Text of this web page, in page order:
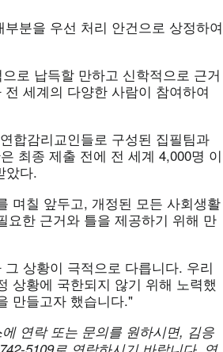
분을 우선 처리 안건으로 상정하여
로 납득할 만하고 신학적으로 근거
세계의 다양한 사람이 참여하여
합감리교인들로 구성된 집필팀과
최종 제출 전에 전 세계 4,000명 이
았다.
며칠 앞두고, 개정된 모든 사회생활
요한 근거와 틀을 제공하기 위해 만
상황이 극적으로 다릅니다. 우리
상황에 국한되지 않기 위해 노력했
만들고자 했습니다."
연락 또는 문의를 원하시면, 김응